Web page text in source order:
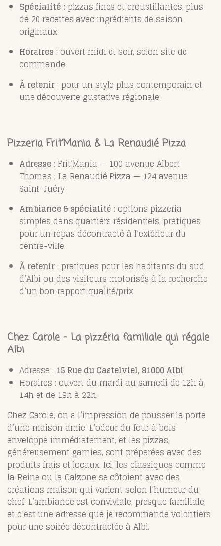
Spécialité : pizzas fines et croustillantes, plus
de 20 recettes avec ingrédients de saison
originaux
Horaires : ouvert midi et soir, selon site de
commande
À retenir : pour un style plus contemporain et
une découverte gustative régionale.
Pizzeria Frit’Mania & La Renaudié Pizza
Adresse : Frit’Mania — 100 avenue Albert
Thomas ; La Renaudié Pizza — 124 avenue
Saint-Juéry
Ambiance & spécialité : options pizzeria
simples dans quartiers résidentiels, pratiques
pour un repas décontracté à l’extérieur du
centre-ville
À retenir : pratiques pour les habitants du sud
d’Albi ou des visiteurs motorisés à la recherche
d’un bon rapport qualité/prix.
Chez Carole – La pizzéria familiale qui régale
Albi
Adresse : 15 Rue du Castelviel, 81000 Albi
Horaires : ouvert du mardi au samedi de 12h à
14h et de 19h à 22h.
Chez Carole, on a l’impression de pousser la porte
d’une maison amie. L’odeur du four à bois
enveloppe immédiatement, et les pizzas,
généreusement garnies, sont préparées avec des
produits frais et locaux. Ici, les classiques comme
la Reine ou la Calzone se côtoient avec des
créations maison qui varient selon l’humeur du
chef. L’ambiance est conviviale, presque familiale,
et c’est une adresse que je recommande volontiers
pour une soirée décontractée à Albi.